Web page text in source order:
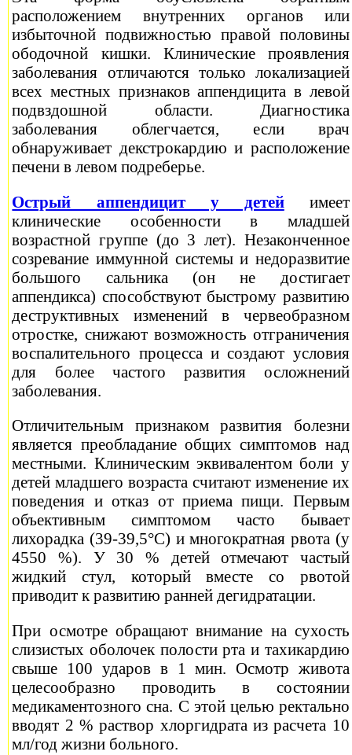
расположением внутренних органов или
избыточной подвижностью правой половины
ободочной кишки. Клинические проявления
заболевания отличаются только локализацией
всех местных признаков аппендицита в левой
подвздошной области. Диагностика
заболевания облегчается, если врач
обнаруживает декстрокардию и расположение
печени в левом подреберье.
Острый аппендицит у детейимеет
клинические особенности в младшей
возрастной группе (до 3 лет). Незаконченное
созревание иммунной системы и недоразвитие
большого сальника (он не достигает
аппендикса) способствуют быстрому развитию
деструктивных изменений в червеобразном
отростке, снижают возможность отграничения
воспалительного процесса и создают условия
для более частого развития осложнений
заболевания.
Отличительным признаком развития болезни
является преобладание общих симптомов над
местными. Клиническим эквивалентом боли у
детей младшего возраста считают изменение их
поведения и отказ от приема пищи. Первым
объективным симптомом часто бывает
лихорадка (39-39,5°С) и многократная рвота (у
4550 %). У 30 % детей отмечают частый
жидкий стул, который вместе со рвотой
приводит к развитию ранней дегидратации.
При осмотре обращают внимание на сухость
слизистых оболочек полости рта и тахикардию
свыше 100 ударов в 1 мин. Осмотр живота
целесообразно проводить в состоянии
медикаментозного сна. С этой целью ректально
вводят 2 % раствор хлоргидрата из расчета 10
мл/год жизни больного.